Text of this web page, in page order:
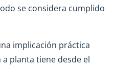
se considera cumplido
implicación práctica
planta tiene desde el